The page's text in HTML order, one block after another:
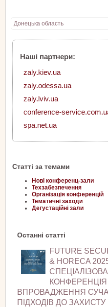
Донецька область
Наші партнери:
zaly.kiev.ua
zaly.odessa.ua
zaly.lviv.ua
conference-
spa.net.ua
Статті за темами
Нові конференц-зали
Техзабезпечення
Організація конференцій
Тематичні заходи
Дегустаційні зали
Останні статті
FUTURE
& HORECA
КОНФЕРЕНЦІЯ
ВПРОВАДЖЕННЯ
ПІДХОДІВ ДО ЗАХИСТУ